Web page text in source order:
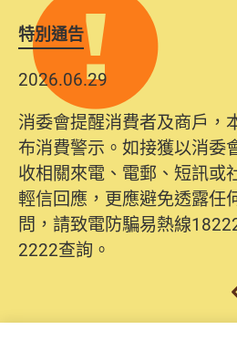
特別通告
2026.06.29
消委會提醒消費者及商戶，
布消費警示。如接獲以消委
收相關來電、電郵、短訊或
輕信回應，更應避免透露任
問，請致電防騙易熱線
2222查詢。